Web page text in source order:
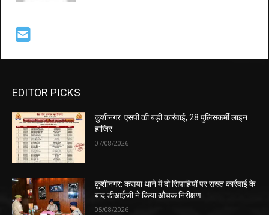
EDITOR PICKS
कुशीनगर: एसपी की बड़ी कार्रवाई, 28 पुलिसकर्मी लाइन
हाजिर
07/08/2026
कुशीनगर: कसया थाने में दो सिपाहियों पर सख्त कार्रवाई के
बाद डीआईजी ने किया औचक निरीक्षण
05/08/2026